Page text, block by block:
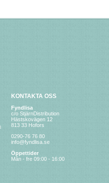
KONTAKTA OSS
Fyndlisa
c/o StjärnDistribution
Hästskovägen 12
813 33 Hofors
0290-76 76 80
info@fyndlisa.se
Öppettider
Mån - fre 09:00 - 16:00